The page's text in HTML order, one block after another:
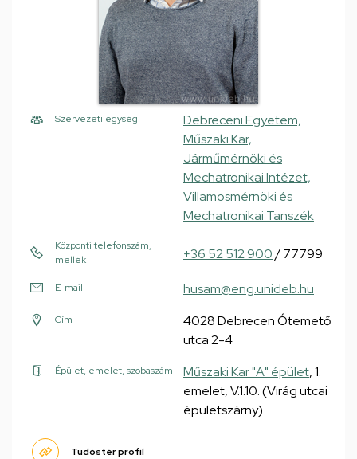
Szervezeti egység
Debreceni Egyetem,
Műszaki Kar,
Járműmérnöki és
Mechatronikai Intézet,
Villamosmérnöki és
Mechatronikai Tanszék
Központi telefonszám,
mellék
+36 52 512 900/ 77799
E-mail husam@eng.unideb.hu
Cím
4028 Debrecen Ótemető
utca 2-4
Épület, emelet, szobaszám Műszaki Kar "A" épület, 1.
emelet, V.1.10. (Virág utcai
épületszárny)
Tudóstér profil